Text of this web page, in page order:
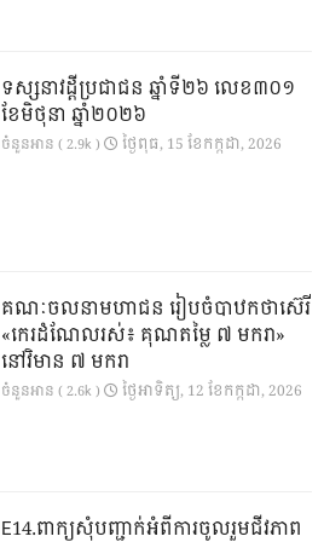
ទស្សនាវដ្ដីប្រជាជន ឆ្នាំទី២៦ លេខ៣០១
ខែមិថុនា ឆ្នាំ២០២៦
ចំនួនអាន ( 2.9k ) ថ្ងៃ​ពុធ, 15 ខែ​កក្កដា, 2026
គណៈចលនាមហាជន រៀបចំបាឋកថាស៊េរី
«កេរដំណែលរស់៖ គុណតម្លៃ ៧ មករា»
នៅវិមាន ៧ មករា
ចំនួនអាន ( 2.6k ) ថ្ងៃ​អាទិត្យ, 12 ខែ​កក្កដា, 2026
E14.ពាក្យសុំបញ្ជាក់អំពីការចូលរួមជីវភាព